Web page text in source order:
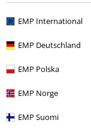
EMP International
EMP Deutschland
EMP Polska
EMP Norge
EMP Suomi
Napsat hodnocení